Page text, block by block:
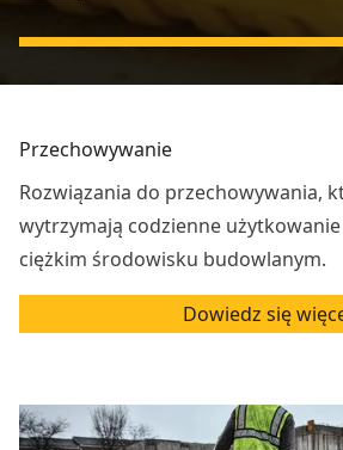
Przechowywanie
Rozwiązania do przechowywania,
wytrzymają codzienne
ciężkim środowisku budowlanym.
Dowiedz się